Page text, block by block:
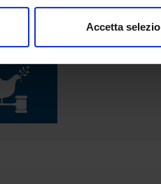
in qualsiasi momento dalla
media, i quali
loro servizi.
Accetta